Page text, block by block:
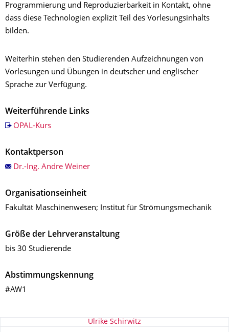
Programmierung und Reproduzierbarkeit in Kontakt, ohne
dass diese Technologien explizit Teil des Vorlesungsinhalts
bilden.
Weiterhin stehen den Studierenden Aufzeichnungen von
Vorlesungen und Übungen in deutscher und englischer
Sprache zur Verfügung.
Weiterführende Links
OPAL-Kurs
Kontaktperson
Dr.-Ing. Andre Weiner
Organisationseinheit
Fakultät Maschinenwesen; Institut für Strömungsmechanik
Größe der Lehrveranstaltung
bis 30 Studierende
Abstimmungskennung
#AW1
Zu dieser Seite Ulrike Schirwitz